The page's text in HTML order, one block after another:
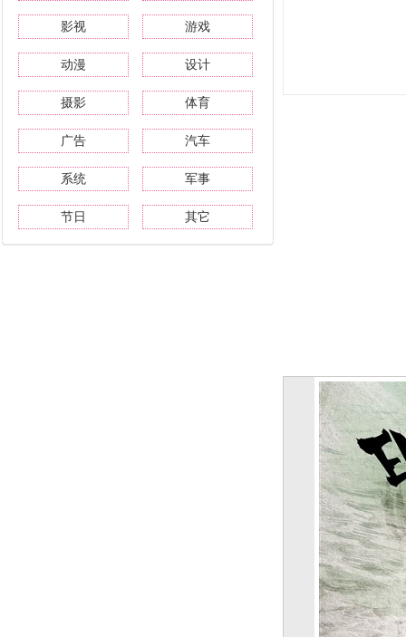
影视 游戏
动漫 设计
摄影 体育
广告 汽车
系统 军事
节日 其它